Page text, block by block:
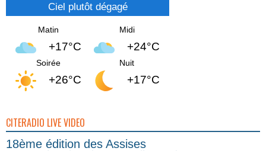
Ciel plutôt dégagé
Matin
+17°C
Midi
+24°C
Soirée
+26°C
Nuit
+17°C
CITERADIO LIVE VIDEO
18ème édition des Assises